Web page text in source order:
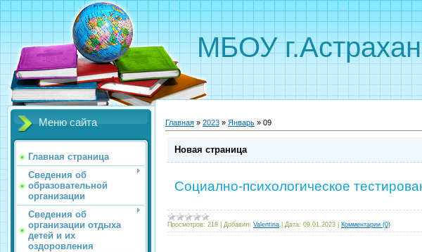
МБОУ
Меню сайта
Главная страница
Сведения об
образовательной
организации
Сведения об
организации отдыха
детей и их
оздоровления
Главная » 2023 » Январь » 09
Новая страница
Социално-психологическое
Просмотров: 218 Добавил: Valentina Дата: 09.01.2023 Комментарии (0)